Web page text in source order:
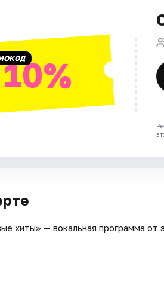
10%
хиты» — вокальная программа от